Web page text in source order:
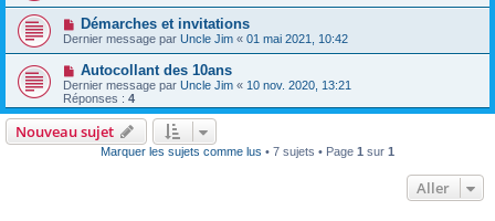
Démarches et invitations
Dernier message par Uncle Jim « 01 mai 2021, 10:42
Autocollant des 10ans
Dernier message par Uncle Jim « 10 nov. 2020, 13:21
Réponses : 4
Nouveau sujet
Marquer les sujets comme lus • 7 sujets • Page 1 sur 1
Aller